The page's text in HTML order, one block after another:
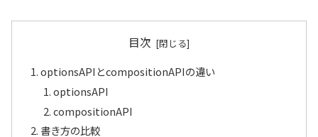
目次
optionsAPIとcompositionAPIの違い
optionsAPI
compositionAPI
書き方の比較